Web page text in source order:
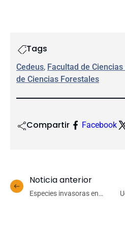
Tags
Cedeus, Facultad de
de Ciencias Forestales
Compartir Facebook
Noticia anterior
Especies invasoras en